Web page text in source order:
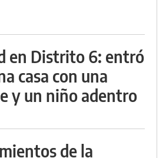
en Distrito 6: entró
casa con una
y un niño adentro
de la